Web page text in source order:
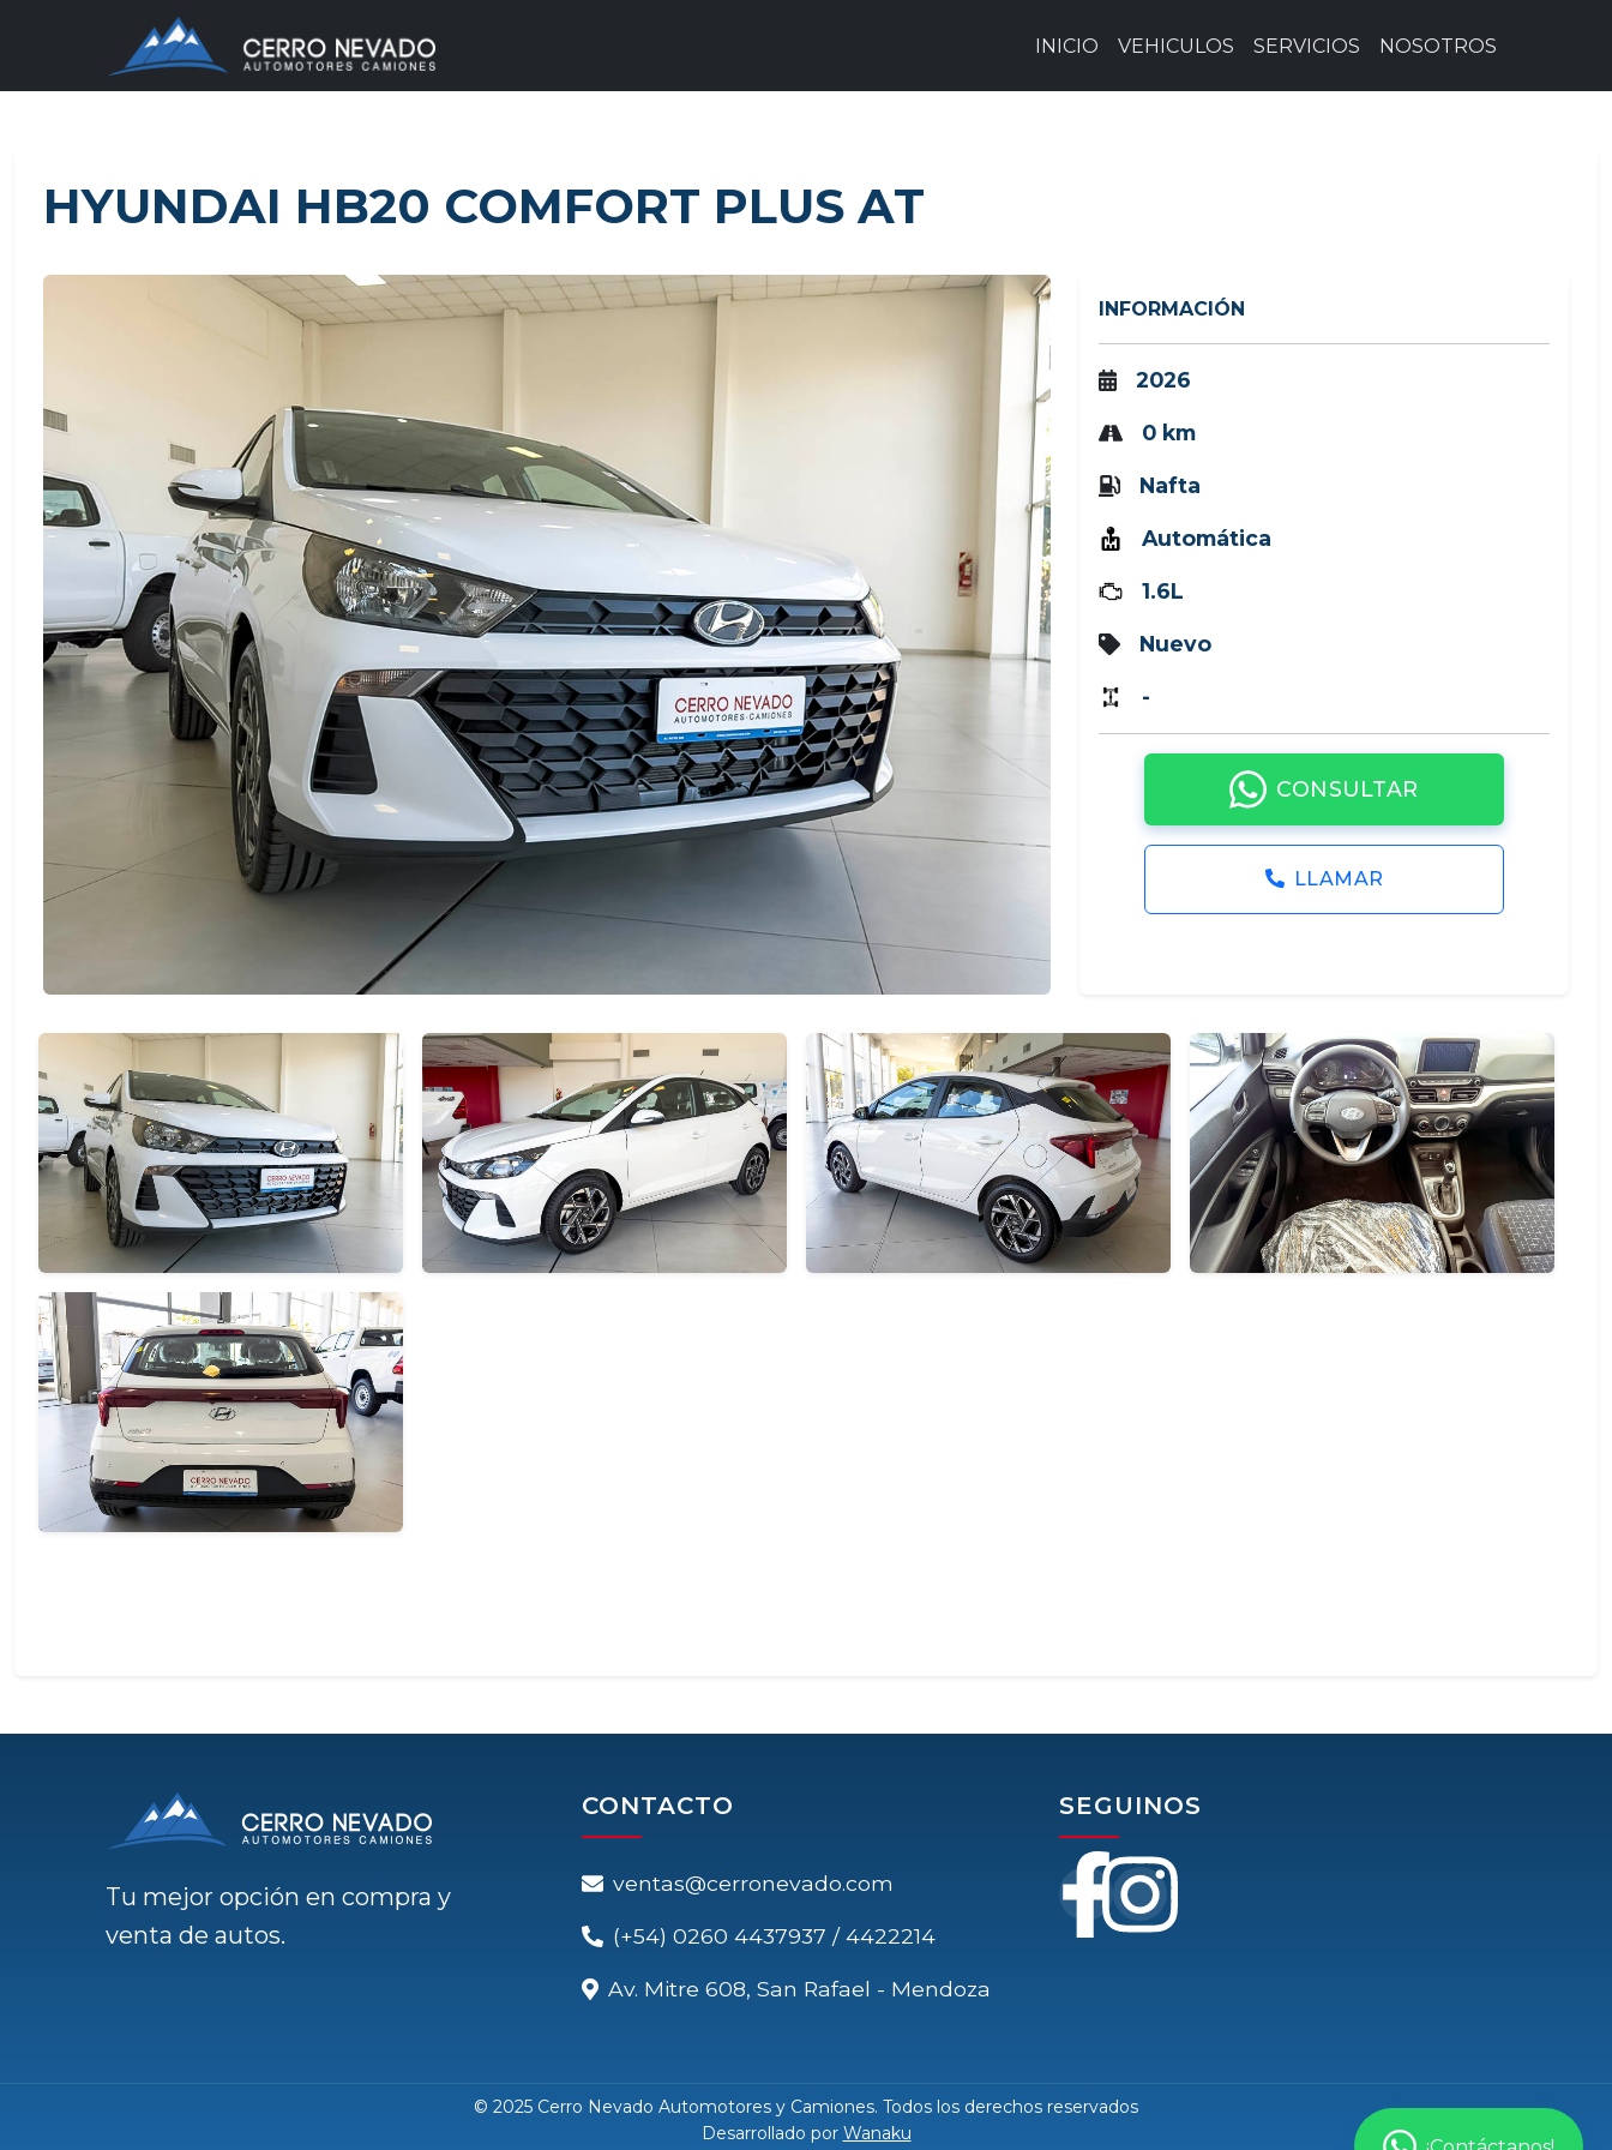
INICIO VEHICULOS SERVICIOS NOSOTROS
HYUNDAI HB20 COMFORT PLUS AT
INFORMACIÓN
2026
0 km
Nafta
Automática
1.6L
Nuevo
-
CONSULTAR
LLAMAR
Tu mejor opción en compra y
venta de autos.
CONTACTO
ventas@cerronevado.com
(+54) 0260 4437937 / 4422214
Av. Mitre 608, San Rafael - Mendoza
SEGUINOS
© 2025 Cerro Nevado Automotores y Camiones. Todos los derechos reservados
Desarrollado por Wanaku